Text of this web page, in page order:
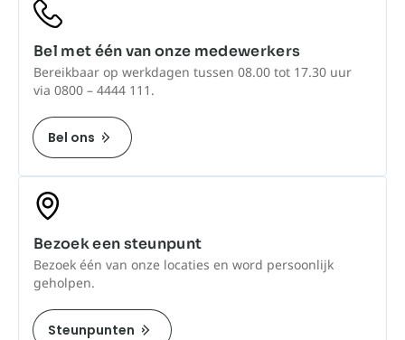
Bel met één van onze medewerkers
Bereikbaar op werkdagen tussen 08.00 tot 17.30 uur
via 0800 – 4444 111.
Bel ons
Bezoek een steunpunt
Bezoek één van onze locaties en word persoonlijk
geholpen.
Steunpunten